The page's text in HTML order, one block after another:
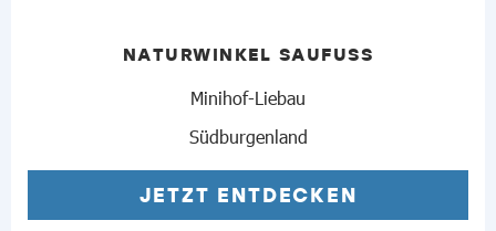
NATURWINKEL SAUFUSS
Minihof-Liebau
Südburgenland
JETZT ENTDECKEN